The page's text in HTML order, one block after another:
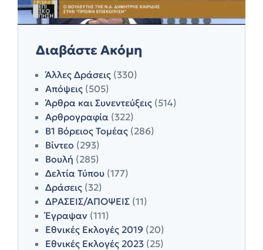
Διαβάστε Ακόμη
Άλλες Δράσεις (330)
Απόψεις (505)
Άρθρα και Συνεντεύξεις (514)
Αρθρογραφία (322)
Β1 Βόρειος Τομέας (286)
Βίντεο (293)
Βουλή (285)
Δελτία Τύπου (177)
Δράσεις (32)
ΔΡΑΣΕΙΣ/ΑΠΟΨΕΙΣ (11)
Έγραψαν (111)
Εθνικές Εκλογές 2019 (20)
Εθνικές Εκλογές 2023 (25)